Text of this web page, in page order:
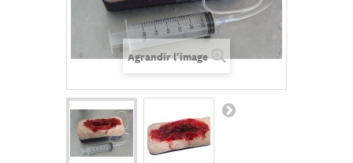
Agrandir l'image